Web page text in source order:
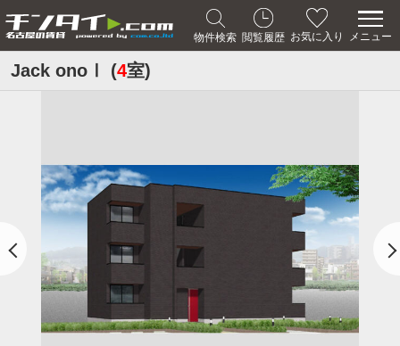
物件検索 閲覧履歴 お気に入り メニュー
Jack onoⅠ (4室)